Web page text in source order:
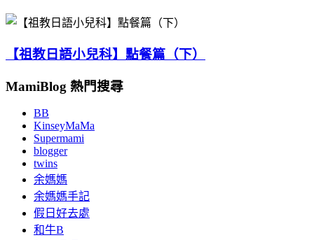
【祖教日語小兒科】點餐篇（下）
MamiBlog 熱門搜尋
BB
KinseyMaMa
Supermami
blogger
twins
余媽媽
余媽媽手記
假日好去處
和牛B